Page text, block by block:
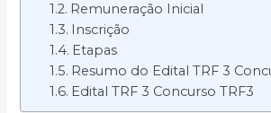
Remuneração Inicial
Inscrição
Etapas
Resumo do Edital TRF 3
Edital TRF 3 Concurso TRF3